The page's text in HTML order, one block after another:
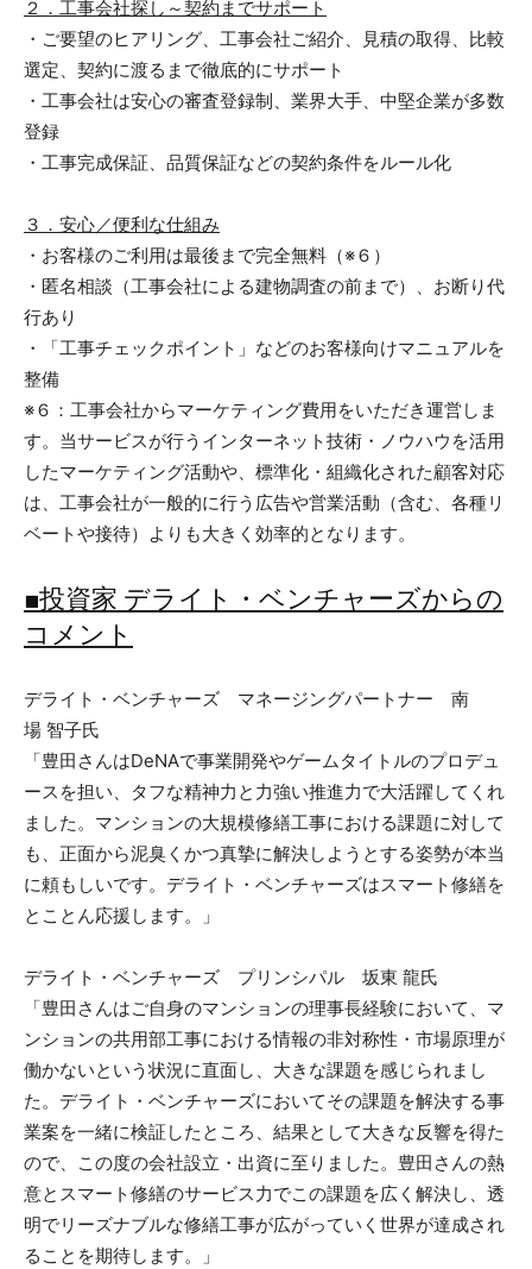
２．工事会社探し～契約までサポート
・ご要望のヒアリング、工事会社ご紹介、見積の取得、比較
選定、契約に渡るまで徹底的にサポート
・工事会社は安心の審査登録制、業界大手、中堅企業が多数
登録
・工事完成保証、品質保証などの契約条件をルール化
３．安心／便利な仕組み
・お客様のご利用は最後まで完全無料（※６）
・匿名相談（工事会社による建物調査の前まで）、お断り代
行あり
・「工事チェックポイント」などのお客様向けマニュアルを
整備
※６：工事会社からマーケティング費用をいただき運営しま
す。当サービスが行うインターネット技術・ノウハウを活用
したマーケティング活動や、標準化・組織化された顧客対応
は、工事会社が一般的に行う広告や営業活動（含む、各種リ
ベートや接待）よりも大きく効率的となります。
■投資家 デライト・ベンチャーズからの
コメント
デライト・ベンチャーズ マネージングパートナー 南
場 智子氏
「豊田さんはDeNAで事業開発やゲームタイトルのプロデュ
ースを担い、タフな精神力と力強い推進力で大活躍してくれ
ました。マンションの大規模修繕工事における課題に対して
も、正面から泥臭くかつ真摯に解決しようとする姿勢が本当
に頼もしいです。デライト・ベンチャーズはスマート修繕を
とことん応援します。」
デライト・ベンチャーズ プリンシパル 坂東 龍氏
「豊田さんはご自身のマンションの理事長経験において、マ
ンションの共用部工事における情報の非対称性・市場原理が
働かないという状況に直面し、大きな課題を感じられまし
た。デライト・ベンチャーズにおいてその課題を解決する事
業案を一緒に検証したところ、結果として大きな反響を得た
ので、この度の会社設立・出資に至りました。豊田さんの熱
意とスマート修繕のサービス力でこの課題を広く解決し、透
明でリーズナブルな修繕工事が広がっていく世界が達成され
ることを期待します。」